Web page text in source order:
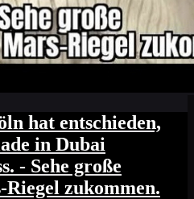
hat entschieden,
in Dubai
- Sehe große
zukommen.